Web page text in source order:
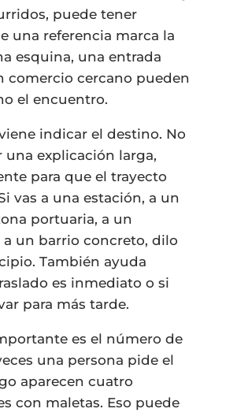
puede tener
una referencia marca la
esquina, una entrada
comercio cercano pueden
el encuentro.
indicar el destino. No
una explicación larga,
para que el trayecto
vas a una estación, a un
portuaria, a un
a un barrio concreto, dilo
También ayuda
es inmediato o si
para más tarde.
es el número de
una persona pide el
aparecen cuatro
con maletas. Eso puede